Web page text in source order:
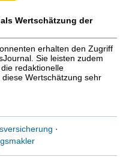
Wertschätzung der
erhalten den Zugriff
Sie leisten zudem
redaktionelle
Wertschätzung sehr
·